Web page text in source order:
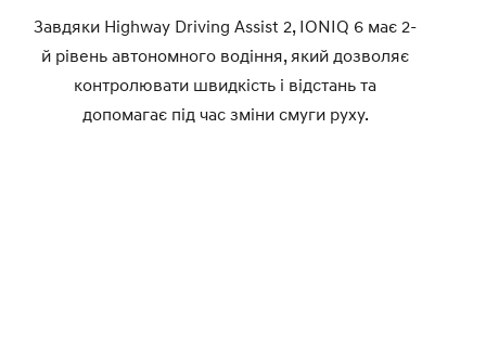
Завдяки Highway Driving Assist 2, IONIQ 6 має 2-
й рівень автономного водіння, який дозволяє
контролювати швидкість і відстань та
допомагає під час зміни смуги руху.